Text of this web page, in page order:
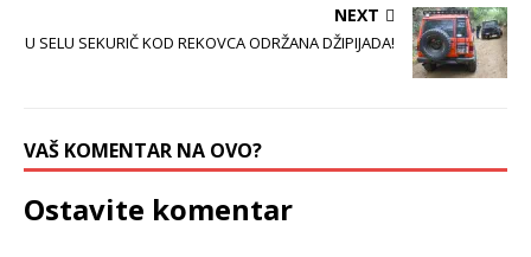
NEXT
U SELU SEKURIČ KOD REKOVCA ODRŽANA DŽIPIJADA!
VAŠ KOMENTAR NA OVO?
Ostavite komentar